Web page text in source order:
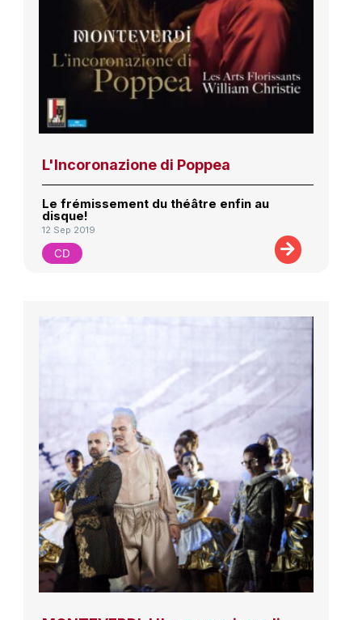
L'Incoronazione di Poppea
Le frémissement du théâtre enfin au
disque!
12 Sep 2019
CD